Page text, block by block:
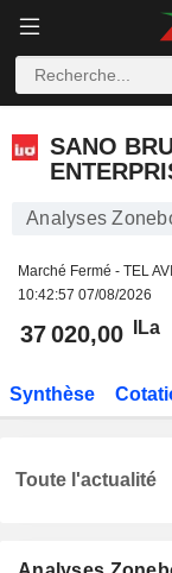
SANO
Analyses
Marché Fermé - TEL
10:42:57 07/08/2026
37 020,00 ILa
Synthèse
Toute l'actualité